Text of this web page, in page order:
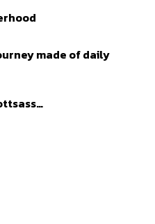
made of daily